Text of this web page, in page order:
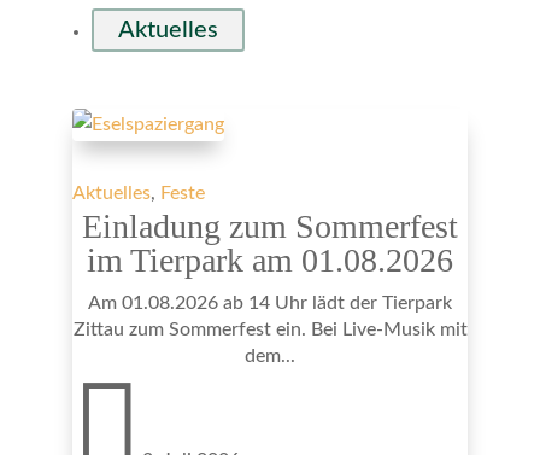
Aktuelles
Aktuelles, Feste
Einladung zum Sommerfest
im Tierpark am 01.08.2026
Am 01.08.2026 ab 14 Uhr lädt der Tierpark
Zittau zum Sommerfest ein. Bei Live-Musik mit
dem...
